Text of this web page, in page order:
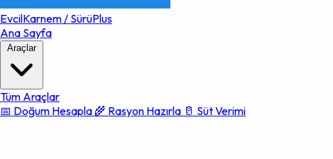
EvcilKarnem/ SürüPlus
Ana Sayfa
Araçlar
Tüm Araçlar
📅 Doğum Hesapla 🌾 Rasyon Hazırla 🥛 Süt Verimi